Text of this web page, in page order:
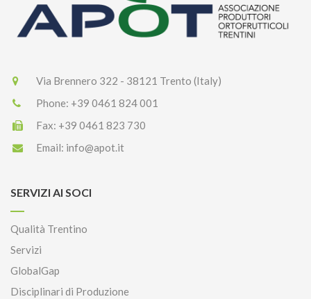
Via Brennero 322 - 38121 Trento (Italy)
Phone: +39 0461 824 001
Fax: +39 0461 823 730
Email: info@apot.it
SERVIZI AI SOCI
Qualità Trentino
Servizi
GlobalGap
Disciplinari di Produzione